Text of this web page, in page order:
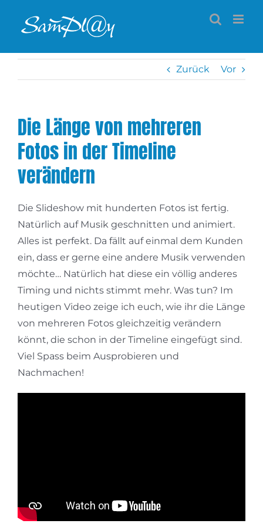
Inhalt
Zurück Vor
Die Länge von mehreren
Fotos in der Timeline
verändern
Die Slideshow mit hunderten Fotos ist fertig.
Natürlich auf Musik geschnitten und animiert.
Alles ist perfekt. Da fällt auf einmal dem Kunden
ein, dass er gerne eine andere Musik verwenden
möchte… Natürlich hat diese ein völlig anderes
Timing und nichts stimmt mehr. Was tun? Im
heutigen Video zeige ich euch, wie ihr die Länge
von mehreren Fotos gleichzeitig verändern
könnt, die schon in der Timeline eingefügt sind.
Viel Spass beim Ausprobieren und
Nachmachen!